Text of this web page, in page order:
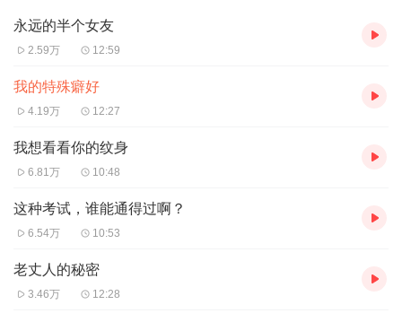
永远的半个女友
2.59万 12:59
我的特殊癖好
4.19万 12:27
我想看看你的纹身
6.81万 10:48
这种考试，谁能通得过啊？
6.54万 10:53
老丈人的秘密
3.46万 12:28